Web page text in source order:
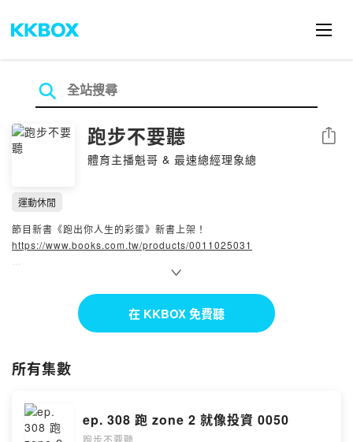
跑步不要聽
體育主播魁哥 & 最速總經理象總
分享
運動休閒
節目新書《跑出你人生的彩蛋》新書上架！
https://www.books.com.tw/products/0011025031
跑步不難，難的是穿上跑鞋離開家門的那一刻。
你不需要很厲害才能開始，你要開始才能變得厲害。
- 聽眾信箱，歡迎來信
【刷卡刷永豐 跑步都有風】
立刻申辦永豐 SPORT 卡，每個月加入「大咖 DACARD」APP登錄活
在 KKBOX 免費聽
所有集數
ep. 308 跑 zone 2 就像投資 0050
跑步不要聽